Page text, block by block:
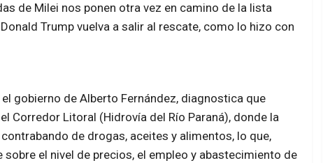
de Milei nos ponen otra vez en camino de la lista
Trump vuelva a salir al rescate, como lo hizo con
gobierno de Alberto Fernández, diagnostica que
Corredor Litoral (Hidrovía del Río Paraná), donde la
de drogas, aceites y alimentos, lo que,
el nivel de precios, el empleo y abastecimiento de